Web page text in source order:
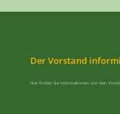
Der Vorstand
Hier finden Sie Informationen von den